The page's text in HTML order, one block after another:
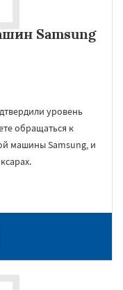
Samsung
уровень
обращаться к
машины Samsung, и